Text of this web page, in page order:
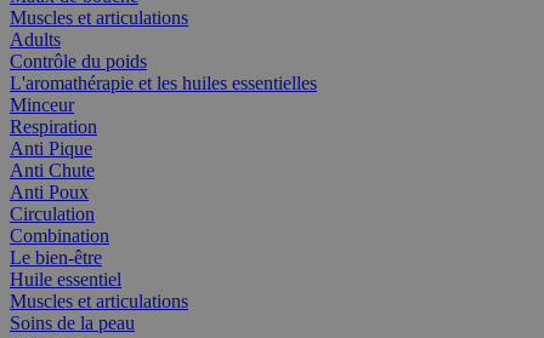
Muscles et articulations
Adults
Contrôle du poids
L'aromathérapie et les huiles essentielles
Minceur
Respiration
Anti Pique
Anti Chute
Anti Poux
Circulation
Combination
Le bien-être
Huile essentiel
Muscles et articulations
Soins de la peau